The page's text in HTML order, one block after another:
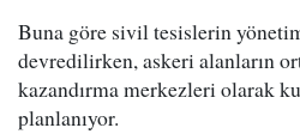
Buna göre sivil tesislerin
devredilirken, askeri alanların
kazandırma merkezleri olarak
planlanıyor.